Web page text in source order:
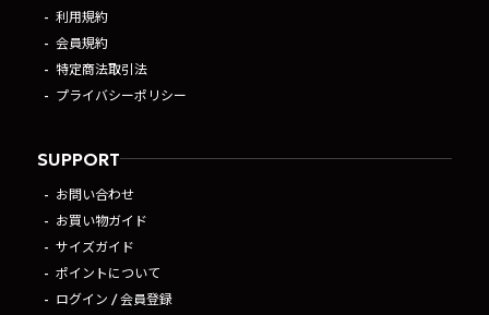
利用規約
会員規約
特定商法取引法
プライバシーポリシー
SUPPORT
お問い合わせ
お買い物ガイド
サイズガイド
ポイントについて
ログイン / 会員登録